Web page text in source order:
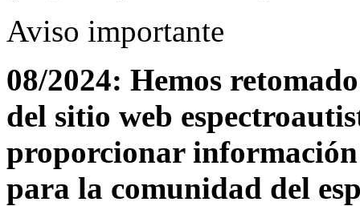
Aviso importante
08/2024: Hemos
del sitio web
proporcionar
para la comunidad del